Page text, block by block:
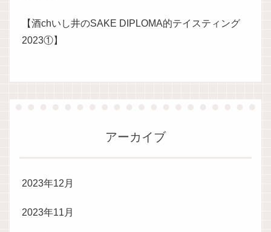
【酒chいし井のSAKE DIPLOMA的テイスティング
2023①】
アーカイブ
2023年12月
2023年11月